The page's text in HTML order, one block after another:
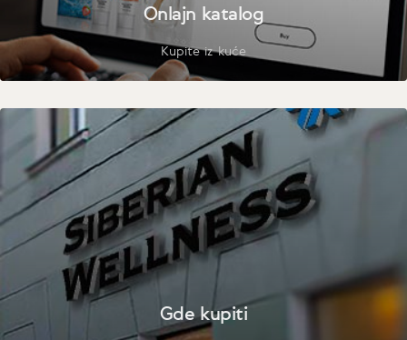
Onlajn katalog
Kupite iz kuće
Gde kupiti